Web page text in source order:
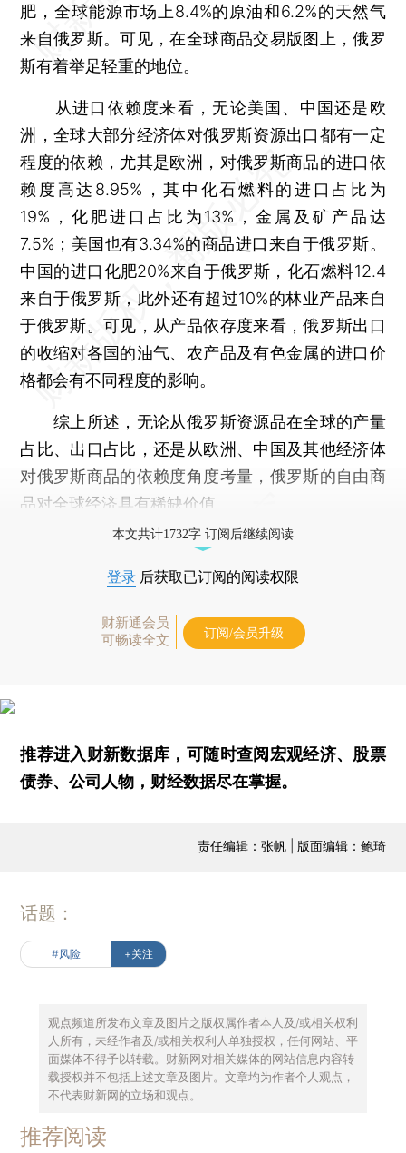
肥，全球能源市场上8.4%的原油和6.2%的天然气
来自俄罗斯。可见，在全球商品交易版图上，俄罗
斯有着举足轻重的地位。
从进口依赖度来看，无论美国、中国还是欧
洲，全球大部分经济体对俄罗斯资源出口都有一定
程度的依赖，尤其是欧洲，对俄罗斯商品的进口依
赖度高达8.95%，其中化石燃料的进口占比为
19%，化肥进口占比为13%，金属及矿产品达
7.5%；美国也有3.34%的商品进口来自于俄罗斯。
中国的进口化肥20%来自于俄罗斯，化石燃料12.4
来自于俄罗斯，此外还有超过10%的林业产品来自
于俄罗斯。可见，从产品依存度来看，俄罗斯出口
的收缩对各国的油气、农产品及有色金属的进口价
格都会有不同程度的影响。
综上所述，无论从俄罗斯资源品在全球的产量
占比、出口占比，还是从欧洲、中国及其他经济体
对俄罗斯商品的依赖度角度考量，俄罗斯的自由商
品对全球经济具有稀缺价值。
本文共计1732字 订阅后继续阅读
登录 后获取已订阅的阅读权限
财新通会员
可畅读全文
订阅/会员升级
推荐进入财新数据库 ，可随时查阅宏观经济、股票
债券、公司人物，财经数据尽在掌握。
责任编辑：张帆 | 版面编辑：鲍琦
话题：
#风险 +关注
观点频道所发布文章及图片之版权属作者本人及/或相关权利
人所有，未经作者及/或相关权利人单独授权，任何网站、平
面媒体不得予以转载。财新网对相关媒体的网站信息内容转
载授权并不包括上述文章及图片。文章均为作者个人观点，
不代表财新网的立场和观点。
推荐阅读